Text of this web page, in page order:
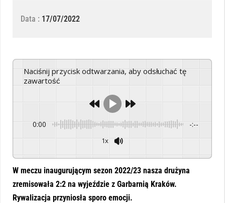
Data : 17/07/2022
Naciśnij przycisk odtwarzania, aby odsłuchać tę
zawartość
0:00 -:--
1x
W meczu inaugurującym sezon 2022/23 nasza drużyna
zremisowała 2:2 na wyjeździe z Garbarnią Kraków.
Rywalizacja przyniosła sporo emocji.